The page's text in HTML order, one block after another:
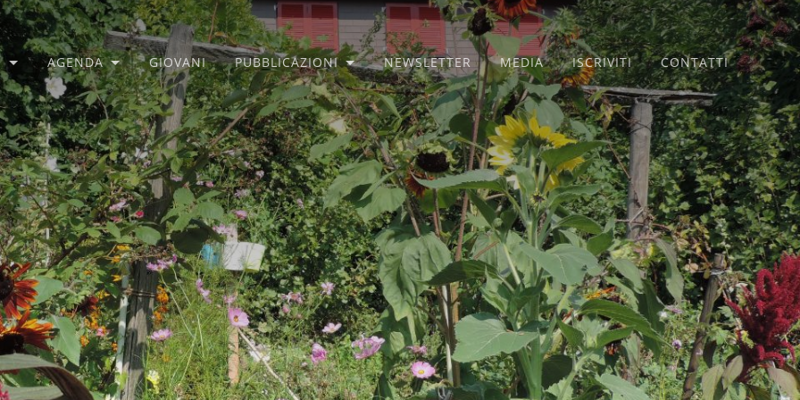
AGENDA GIOVANI PUBBLICAZIONI NEWSLETTER MEDIA ISCRIVITI CONTATTI